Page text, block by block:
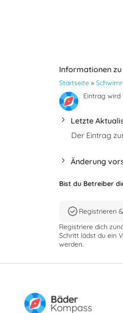
Informationen
Startseite »
Eintrag
Letzte
Der Eintrag
Änderung
Bist du Betreiber
Registrieren
Registriere dich
Schritt lädst du ein
werden.